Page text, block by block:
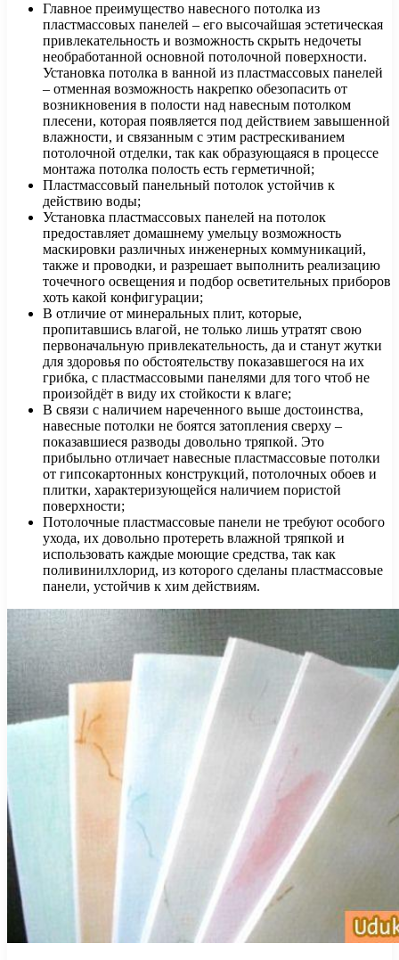
Главное преимущество навесного потолка из
пластмассовых панелей – его высочайшая эстетическая
привлекательность и возможность скрыть недочеты
необработанной основной потолочной поверхности.
Установка потолка в ванной из пластмассовых панелей
– отменная возможность накрепко обезопасить от
возникновения в полости над навесным потолком
плесени, которая появляется под действием завышенной
влажности, и связанным с этим растрескиванием
потолочной отделки, так как образующаяся в процессе
монтажа потолка полость есть герметичной;
Пластмассовый панельный потолок устойчив к
действию воды;
Установка пластмассовых панелей на потолок
предоставляет домашнему умельцу возможность
маскировки различных инженерных коммуникаций,
также и проводки, и разрешает выполнить реализацию
точечного освещения и подбор осветительных приборов
хоть какой конфигурации;
В отличие от минеральных плит, которые,
пропитавшись влагой, не только лишь утратят свою
первоначальную привлекательность, да и станут жутки
для здоровья по обстоятельству показавшегося на их
грибка, с пластмассовыми панелями для того чтоб не
произойдёт в виду их стойкости к влаге;
В связи с наличием нареченного выше достоинства,
навесные потолки не боятся затопления сверху –
показавшиеся разводы довольно тряпкой. Это
прибыльно отличает навесные пластмассовые потолки
от гипсокартонных конструкций, потолочных обоев и
плитки, характеризующейся наличием пористой
поверхности;
Потолочные пластмассовые панели не требуют особого
ухода, их довольно протереть влажной тряпкой и
использовать каждые моющие средства, так как
поливинилхлорид, из которого сделаны пластмассовые
панели, устойчив к хим действиям.